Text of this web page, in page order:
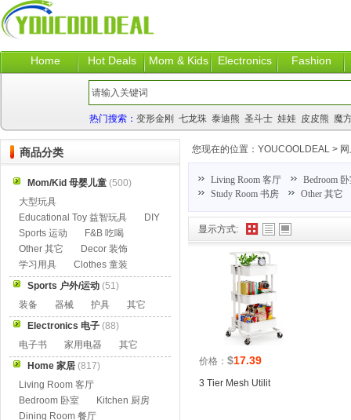
Home Hot Deals Mom & Kids Electronics Fashion
热门搜索： 变形金刚 七龙珠 泰迪熊 圣斗士 娃娃 皮皮熊 魔
显示方式:
价格： $17.39
3 Tier Mesh Utilit
您现在的位置： YOUCOOLDEAL >
Living Room 客厅
Bedroom
Study Room 书房
Other 其它
商品分类
Mom/Kid 母婴儿童 (500)
大型玩具
Educational Toy 益智玩具
DIY
Sports 运动
F&B 吃喝
Other 其它
Decor 装饰
学习用具
Clothes 童装
Sports 户外/运动 (51)
装备
器械 护具
其它
Electronics 电子 (88)
电子书
家用电器
其它
Home 家居 (817)
Living Room 客厅
Bedroom 卧室
Kitchen 厨房
Dining Room 餐厅